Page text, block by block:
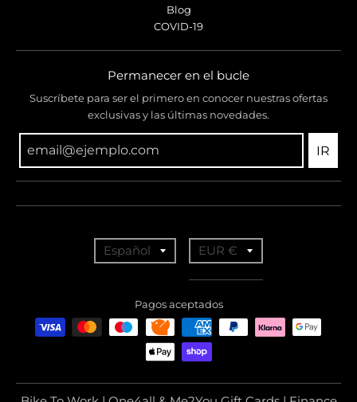
Blog
COVID-19
Permanecer en el bucle
Suscríbete para ser el primero en conocer nuestras ofertas
exclusivas y las últimas novedades.
IR
n
a
Español
a
n
s
l
a
EUR €
Pagos aceptados